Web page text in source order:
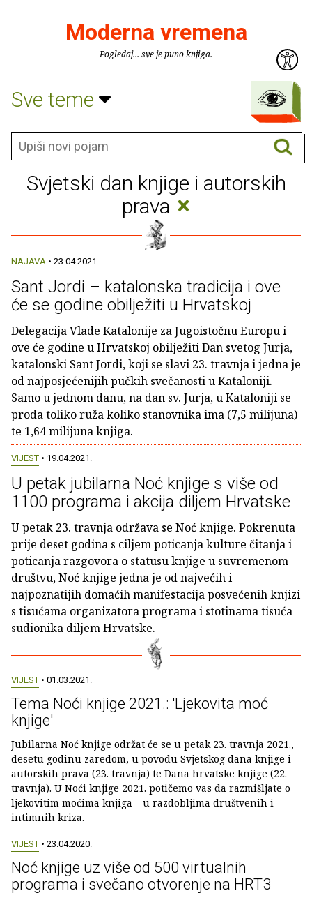
Moderna vremena
Pogledaj... sve je puno knjiga.
Sve teme
Svjetski dan knjige i autorskih
prava ×
NAJAVA • 23.04.2021.
Sant Jordi – katalonska tradicija i ove
će se godine obilježiti u Hrvatskoj
Delegacija Vlade Katalonije za Jugoistočnu Europu i
ove će godine u Hrvatskoj obilježiti Dan svetog Jurja,
katalonski Sant Jordi, koji se slavi 23. travnja i jedna je
od najposjećenijih pučkih svečanosti u Kataloniji.
Samo u jednom danu, na dan sv. Jurja, u Kataloniji se
proda toliko ruža koliko stanovnika ima (7,5 milijuna)
te 1,64 milijuna knjiga.
VIJEST • 19.04.2021.
U petak jubilarna Noć knjige s više od
1100 programa i akcija diljem Hrvatske
U petak 23. travnja održava se Noć knjige. Pokrenuta
prije deset godina s ciljem poticanja kulture čitanja i
poticanja razgovora o statusu knjige u suvremenom
društvu, Noć knjige jedna je od najvećih i
najpoznatijih domaćih manifestacija posvećenih knjizi
s tisućama organizatora programa i stotinama tisuća
sudionika diljem Hrvatske.
VIJEST • 01.03.2021.
Tema Noći knjige 2021.: 'Ljekovita moć
knjige'
Jubilarna Noć knjige održat će se u petak 23. travnja 2021.,
desetu godinu zaredom, u povodu Svjetskog dana knjige i
autorskih prava (23. travnja) te Dana hrvatske knjige (22.
travnja). U Noći knjige 2021. potičemo vas da razmišljate o
ljekovitim moćima knjiga – u razdobljima društvenih i
intimnih kriza.
VIJEST • 23.04.2020.
Noć knjige uz više od 500 virtualnih
programa i svečano otvorenje na HRT3